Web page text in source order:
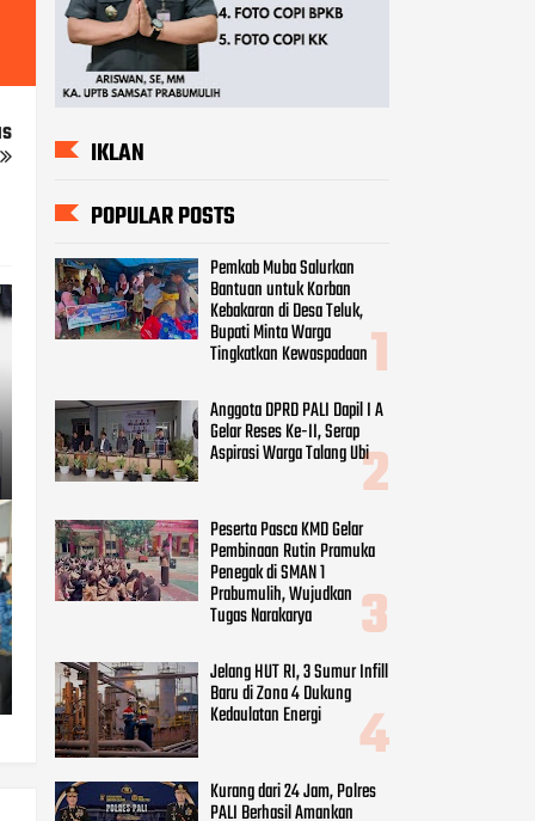
IKLAN
POPULAR POSTS
Pemkab Muba Salurkan
Bantuan untuk Korban
Kebakaran di Desa Teluk,
Bupati Minta Warga
Tingkatkan Kewaspadaan
Anggota DPRD PALI Dapil I A
Gelar Reses Ke-II, Serap
Aspirasi Warga Talang Ubi
Peserta Pasca KMD Gelar
Pembinaan Rutin Pramuka
Penegak di SMAN 1
Prabumulih, Wujudkan
Tugas Narakarya
Jelang HUT RI, 3 Sumur Infill
Baru di Zona 4 Dukung
Kedaulatan Energi
Kurang dari 24 Jam, Polres
PALI Berhasil Amankan